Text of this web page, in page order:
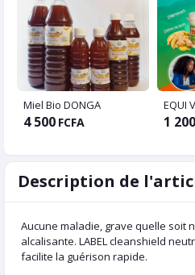
Miel Bio DONGA
4 500 FCFA
EQUI
1 200
Description de
Aucune maladie, grave quelle soit
alcalisante. LABEL cleanshield
facilite la guérison rapide.